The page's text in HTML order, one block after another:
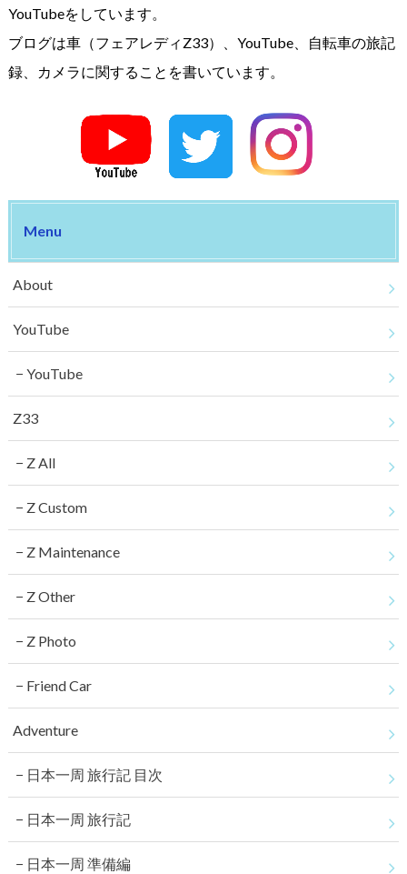
YouTubeをしています。
ブログは車（フェアレディZ33）、YouTube、自転車の旅記
録、カメラに関することを書いています。
Menu
About
YouTube
YouTube
Z33
Z All
Z Custom
Z Maintenance
Z Other
Z Photo
Friend Car
Adventure
日本一周 旅行記 目次
日本一周 旅行記
日本一周 準備編